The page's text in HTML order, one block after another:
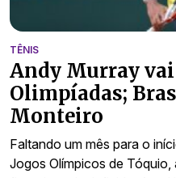
TÊNIS
Andy Murray
Olimpíadas;
Monteiro
Faltando um mês para o
Jogos Olímpicos de